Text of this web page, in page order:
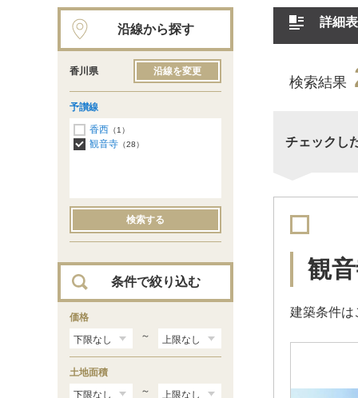
詳細
検索結果
チェックし
観
建築条件は
沿線から探す
香川県 沿線を変更
予讃線
香西 （1）
観音寺 （28）
検索する
条件で絞り込む
価格
～
土地面積
～